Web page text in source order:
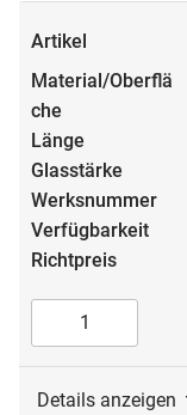
Details anzeigen